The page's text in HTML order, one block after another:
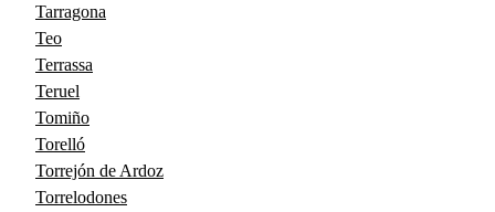
Tarragona
Teo
Terrassa
Teruel
Tomiño
Torelló
Torrejón de Ardoz
Torrelodones